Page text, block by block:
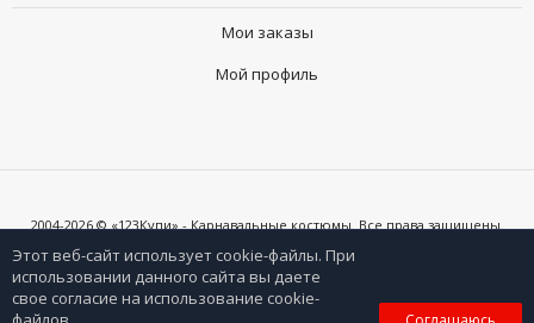
Мои заказы
Мой профиль
2004-2026 © «123Купи» - Карнавальные костюмы. Все права защищены.
согласия владельцев сайта и при наличии активной ссылки на 123kupi.ru
0
Этот веб-сайт использует cookie-файлы. При
использовании данного сайта вы даете
свое согласие на использование cookie-